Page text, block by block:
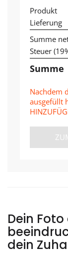
Produkt
Lieferung
Summe
Steuer (19
Summe
Nachdem
ausgefüllt
Dein
dein